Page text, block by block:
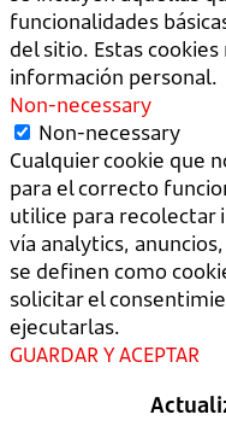
funcionalidades
del sitio. Estas
información personal.
Non-necessary
Non-necessary
Cualquier cookie que
para el correcto
utilice para recolectar
vía analytics,
se definen como
solicitar el
ejecutarlas.
GUARDAR Y ACEPTAR